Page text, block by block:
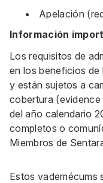
Apelación
Información
Los requisitos de
en los beneficios de
y están sujetos a
cobertura
del año calendario
completos o
Miembros de
Estos vademécums